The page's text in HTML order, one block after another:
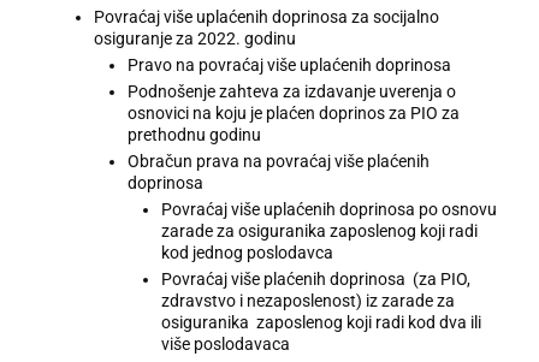
Povraćaj više uplaćenih doprinosa za socijalno
osiguranje za 2022. godinu
Pravo na povraćaj više uplaćenih doprinosa
Podnošenje zahteva za izdavanje uverenja o
osnovici na koju je plaćen doprinos za PIO za
prethodnu godinu
Obračun prava na povraćaj više plaćenih
doprinosa
Povraćaj više uplaćenih doprinosa po osnovu
zarade za osiguranika zaposlenog koji radi
kod jednog poslodavca
Povraćaj više plaćenih doprinosa (za PIO,
zdravstvo i nezaposlenost) iz zarade za
osiguranika zaposlenog koji radi kod dva ili
više poslodavaca